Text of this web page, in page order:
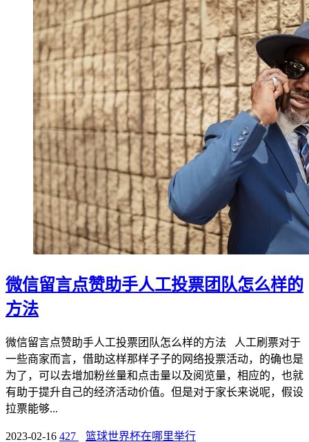
微信留言点赞助手人工投票团队怎么样的
方法
微信留言点赞助手人工投票团队怎么样的方法 人工刷票对于
一些商家而言，借助这样那样子子的网络投票活动，的确也是
为了，可以去增加粉丝量和点击量以及阅览量，相应的，也就
有助于提升自己的经济活动价值。但是对于家长来说呢，假设
拉票能够...
2023-02-16 427 篮球世界杯在哪里举行